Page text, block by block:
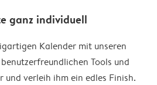
ganz individuell
Kalender mit unseren
Tools und
und verleih ihm ein edles Finish.